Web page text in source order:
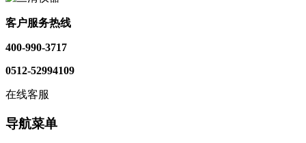
客户服务热线
400-990-3717
0512-52994109
在线客服
导航菜单